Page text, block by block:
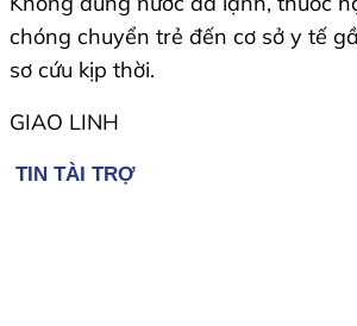
chóng chuyển trẻ đến cơ sở y tế
sơ cứu kịp thời.
GIAO LINH